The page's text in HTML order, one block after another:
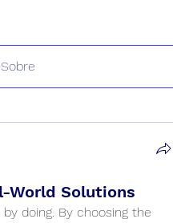
Sobre
World Solutions
doing. By choosing the